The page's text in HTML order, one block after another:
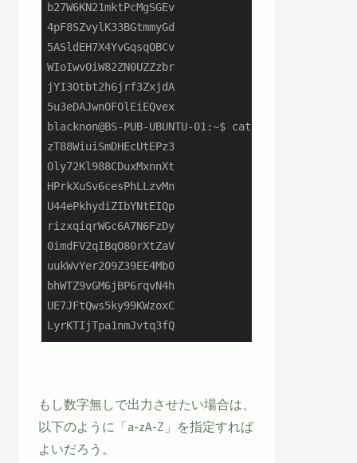
b27W6KN21mktPcMgSGEv
4pF8SZvylK33BGtmmyGd
5ASldEH7X4YvGqsqOBCv
WIoIwvOiW82ZN0UZZzbr
jYI3Otbt2h6jrf3ZxjdA
5u3eDAJwnOFOlEiEQvex
blacknon@BS-PUB-UBUNTU-01:~$ cat /dev/
zT88WiuiSmDHEcUtEPz3
Oly72Kl988CDuxMxnnXt
HPrkXuSv6cesPhLLzvMn
U44ePkhydiZIbYNtEIQp
rizxqiqrWGc6A7N6FzDy
0imdFV2qIBqO80rXtZaV
uukWvYer209Z39EE4Mb0
bhWTZ9vGM6jBP6rqvN4h
UE7JFtQws5ky99KWzoxC
LyrKTIjTpa1nmJvtq3fQ
もし数字無しで出力させたい場合は、
以下のように「a-zA-Z」を指定すれば
よいだろう。